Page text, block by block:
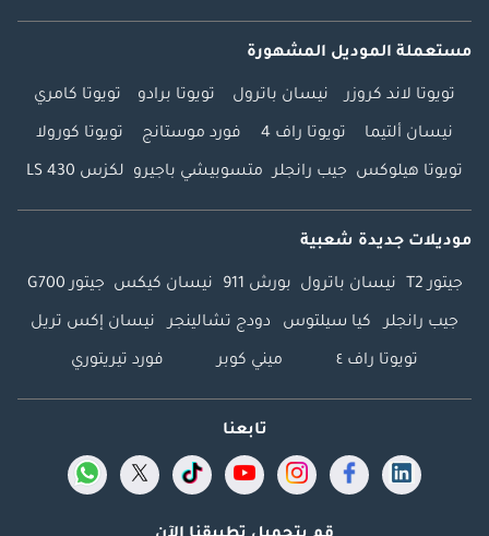
مستعملة الموديل المشهورة
تويوتا لاند كروزر نيسان باترول تويوتا برادو تويوتا كامري
نيسان ألتيما تويوتا راف 4 فورد موستانج تويوتا كورولا
تويوتا هيلوكس جيب رانجلر متسوبيشي باجيرو لكزس LS 430
موديلات جديدة شعبية
جيتور T2 نيسان باترول بورش 911 نيسان كيكس جيتور G700
جيب رانجلر كيا سيلتوس دودج تشالينجر نيسان إكس تريل
تويوتا راف ٤ ميني كوبر فورد تيريتوري
تابعنا